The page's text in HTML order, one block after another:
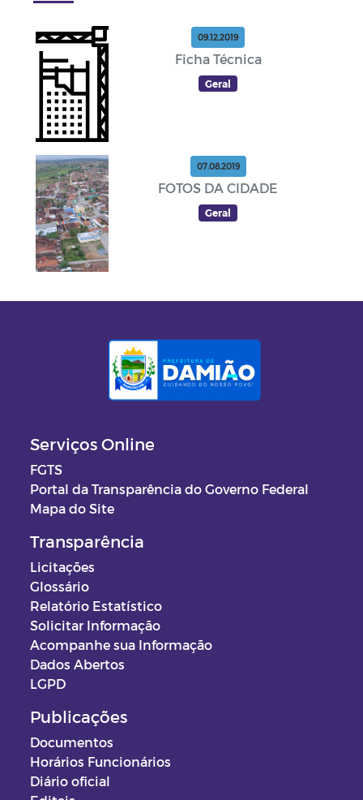
09.12.2019
Ficha Técnica
Geral
07.08.2019
FOTOS DA CIDADE
Geral
Serviços Online
FGTS
Portal da Transparência do Governo Federal
Mapa do Site
Transparência
Licitações
Glossário
Relatório Estatístico
Solicitar Informação
Acompanhe sua Informação
Dados Abertos
LGPD
Publicações
Documentos
Horários Funcionários
Diário oficial